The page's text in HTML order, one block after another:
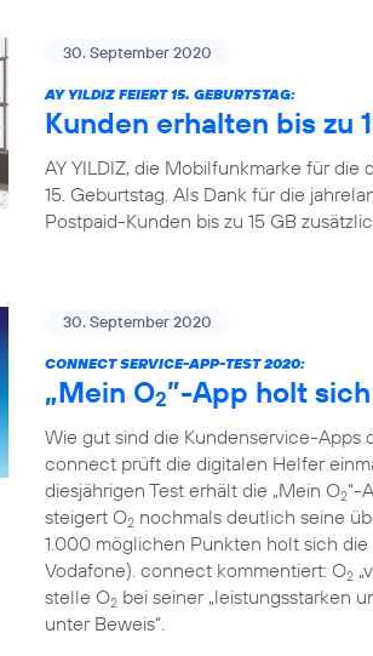
30. September 2020
AY YILDIZ FEIERT 15. GEBURTSTAG:
Kunden erhalten bis zu
AY YILDIZ, die Mobilfunkmarke für
15. Geburtstag. Als Dank für die
Postpaid-Kunden bis zu 15 GB
30. September 2020
CONNECT SERVICE-APP-TEST 2020:
„Mein O2”-App holt
Wie gut sind die Kundenservice-
connect prüft die digitalen Helfer
diesjährigen Test erhält die „Mein O2“-
steigert O2 nochmals deutlich seine
1.000 möglichen Punkten holt sich die
Vodafone). connect kommentiert: O2
stelle O2 bei seiner „leistungsstarken
unter Beweis“.